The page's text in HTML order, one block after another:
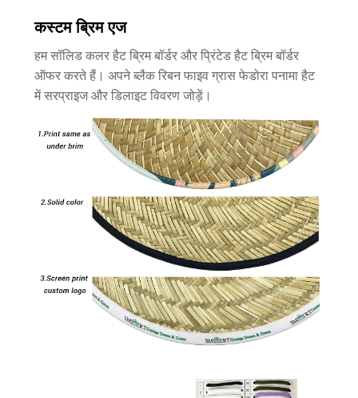
कस्टम ब्रिम एज
हम सॉलिड कलर हैट ब्रिम बॉर्डर और प्रिंटेड हैट ब्रिम बॉर्डर
ऑफर करते हैं। अपने ब्लैक रिबन फाइव ग्रास फेडोरा पनामा हैट
में सरप्राइज और डिलाइट विवरण जोड़ें।